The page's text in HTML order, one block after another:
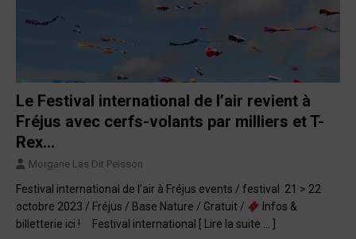
Le Festival international de l’air revient à
Fréjus avec cerfs-volants par milliers et T-
Rex…
Morgane Las Dit Peisson
Festival international de l’air à Fréjus events / festival 21 > 22
octobre 2023 / Fréjus / Base Nature / Gratuit /
Infos &
billetterie ici ! Festival international
[ Lire la suite … ]